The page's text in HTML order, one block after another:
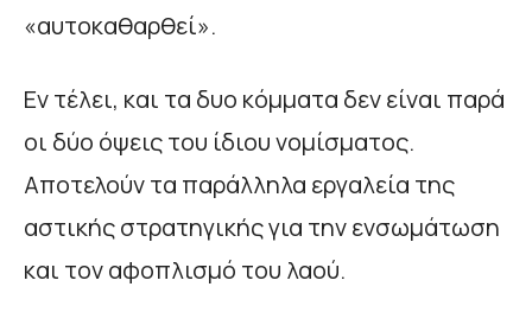
«αυτοκαθαρθεί».
Εν τέλει, και τα δυο κόμματα δεν είναι παρά
οι δύο όψεις του ίδιου νομίσματος.
Αποτελούν τα παράλληλα εργαλεία της
αστικής στρατηγικής για την ενσωμάτωση
και τον αφοπλισμό του λαού.